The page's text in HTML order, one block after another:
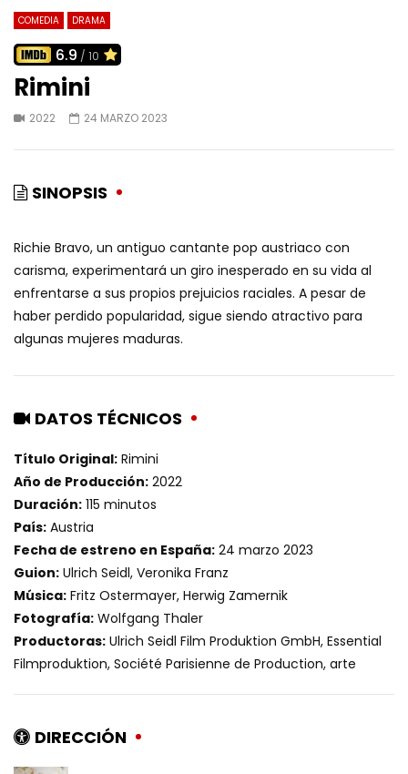
COMEDIA DRAMA
6.9 / 10
Rimini
2022 24 MARZO 2023
SINOPSIS
Richie Bravo, un antiguo cantante pop austriaco con
carisma, experimentará un giro inesperado en su vida al
enfrentarse a sus propios prejuicios raciales. A pesar de
haber perdido popularidad, sigue siendo atractivo para
algunas mujeres maduras.
DATOS TÉCNICOS
Título Original: Rimini
Año de Producción: 2022
Duración: 115 minutos
País: Austria
Fecha de estreno en España: 24 marzo 2023
Guion: Ulrich Seidl, Veronika Franz
Música: Fritz Ostermayer, Herwig Zamernik
Fotografía: Wolfgang Thaler
Productoras: Ulrich Seidl Film Produktion GmbH, Essential
Filmproduktion, Société Parisienne de Production, arte
DIRECCIÓN